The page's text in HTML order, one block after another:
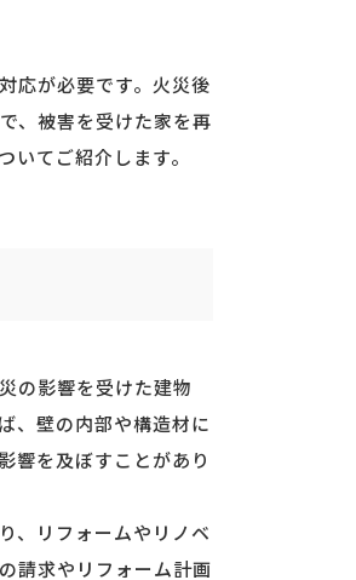
応が必要です。火災後
、被害を受けた家を再
てご紹介します。
の影響を受けた建物
、壁の内部や構造材に
響を及ぼすことがあり
、リフォームやリノベ
請求やリフォーム計画